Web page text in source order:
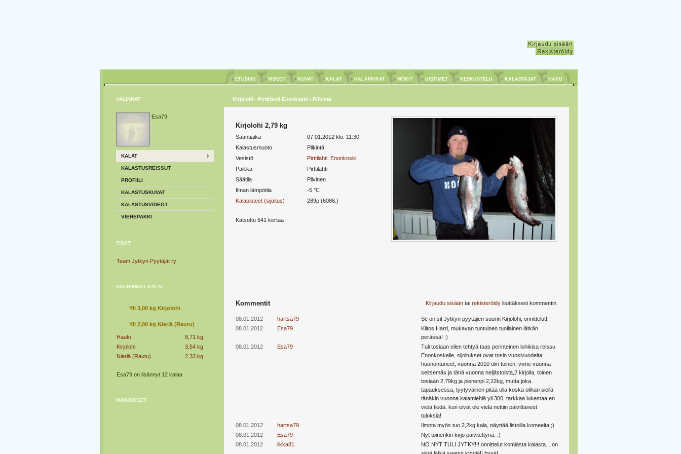
ETUSIVU VIDEOT KUVAT KALAT KALAPAIKAT MÖKIT UISTIMET KESKUSTELU KALASTAJAT HAKU
VALINNAT
Esa79
KALAT
KALASTUSREISSUT
PROFIILI
KALASTUSKUVAT
KALASTUSVIDEOT
VIEHEPAKKI
TIIMIT
Team Jytkyn Pyytäjät ry
SUURIMMAT KALAT
Yli 3,00 kg Kirjolohi
Yli 2,00 kg Nieriä (Rautu)
Hauki
8,71 kg
Kirjolohi
3,54 kg
Nieriä (Rautu)
2,33 kg
Esa79 on lisännyt 12 kalaa
MAINOKSET
Kirjolohi - Pirttilahti Enonkoski - Pilkintä
Kirjolohi 2,79 kg
Saantiaika
07.01.2012 klo. 11:30
Kalastusmuoto
Pilkintä
Vesistö
Pirttilahti, Enonkoski
Paikka
Pirttilahti
Säätila
Pilvinen
Ilman lämpötila
-5 °C
Kalapisteet (sijoitus)
289p (6086.)
Katsottu 641 kertaa
Kommentit Kirjaudu sisään tai rekisteröidy lisätäksesi kommentin.
08.01.2012 hartsa79
Se on sit Jytkyn pyytäjien suurin Kirjolohi, onnittelut!
08.01.2012
Esa79
Kiitos Harri, mukavan tuntuinen tuollainen lätkän
perässä! :)
08.01.2012
Esa79
Tuli tosiaan eilen tehtyä taas perinteinen lohikisa reissu
Enonkoskelle, sijoitukset ovat tosin vuosivuodelta
huonontuneet, vuonna 2010 olin toinen, viime vuonna
seitsemäs ja tänä vuonna neljästoista,2 kirjolla, toinen
tosiaan 2,79kg ja pienenpi 2,22kg, mutta joka
tapauksessa, tyytyväinen pitää olla koska olihan siellä
tänäkin vuonna kalamiehiä yli 300, tarkkaa lukemaa en
vielä tiedä, kun eivät ole vielä nettiin päivittäneet
tuloksia!
08.01.2012
hartsa79
Ilmota myös tuo 2,2kg kala, näyttää listoilla komeelta ;)
08.01.2012
Esa79
Nyt toinenkin kirjo päivitettynä. :)
08.01.2012
ilkka81
NO NYT TULI JYTKY!!! onnittelut komiasta kalasta... on